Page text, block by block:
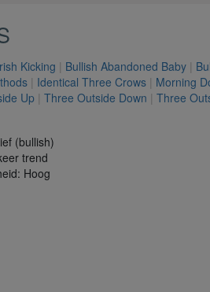
Kicking | Bullish Abandoned Baby |
| Identical Three Crows | Morning
Up | Three Outside Down | Three
(bullish)
trend
Hoog